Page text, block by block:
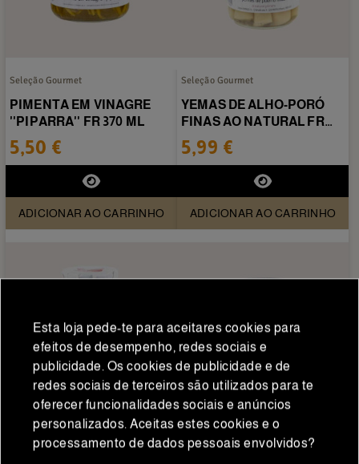
Seleção Gourmet
PIMENTA EM VINAGRE
''PIPARRA'' FR 370 ML
5,50 €
ADICIONAR AO CARRINHO
Seleção Gourmet
YEMAS DE ALHO-PORÓ
FINAS AO NATURAL FR
445ML
5,99 €
ADICIONAR AO CARRINHO
Seleção Gourmet Seleção Gourmet
Esta loja pede-te para aceitares cookies para
efeitos de desempenho, redes sociais e
publicidade. Os cookies de publicidade e de
redes sociais de terceiros são utilizados para te
oferecer funcionalidades sociais e anúncios
personalizados. Aceitas estes cookies e o
processamento de dados pessoais envolvidos?